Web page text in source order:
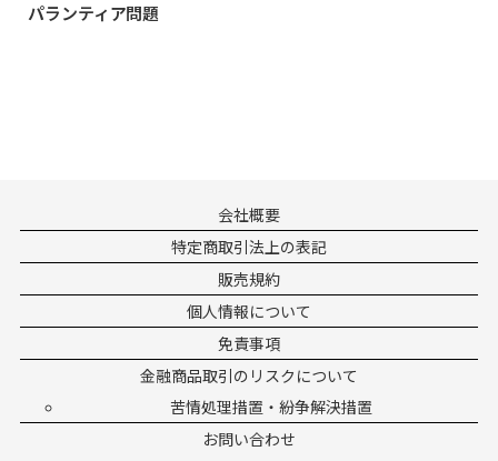
パランティア問題
会社概要
特定商取引法上の表記
販売規約
個人情報について
免責事項
金融商品取引のリスクについて
苦情処理措置・紛争解決措置
お問い合わせ